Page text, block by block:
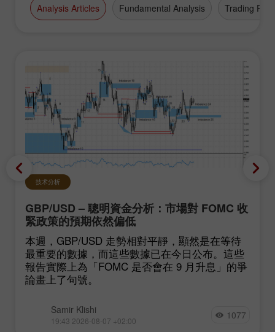
Analysis Articles Fundamental Analysis Trading Plan
技术分析
GBP/USD – 聰明資金分析：市場對 FOMC 收
緊政策的預期依然偏低
本週，GBP/USD 走勢相對平靜，顯然是在等待
最重要的數據，而這些數據已在今日公布。這些
報告實際上為「FOMC 是否會在 9 月升息」的爭
論畫上了句號。
Samir Klishi
19:43 2026-08-07 +02:00 1077